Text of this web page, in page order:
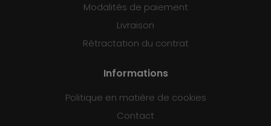
Modalités de paiement
Livraison
Rétractation du contrat
Informations
Politique en matière de cookies
Contact